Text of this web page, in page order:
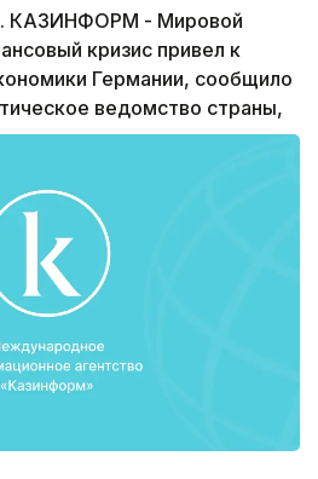
КАЗИНФОРМ - Мировой
кризис привел к
Германии, сообщило
ведомство страны,